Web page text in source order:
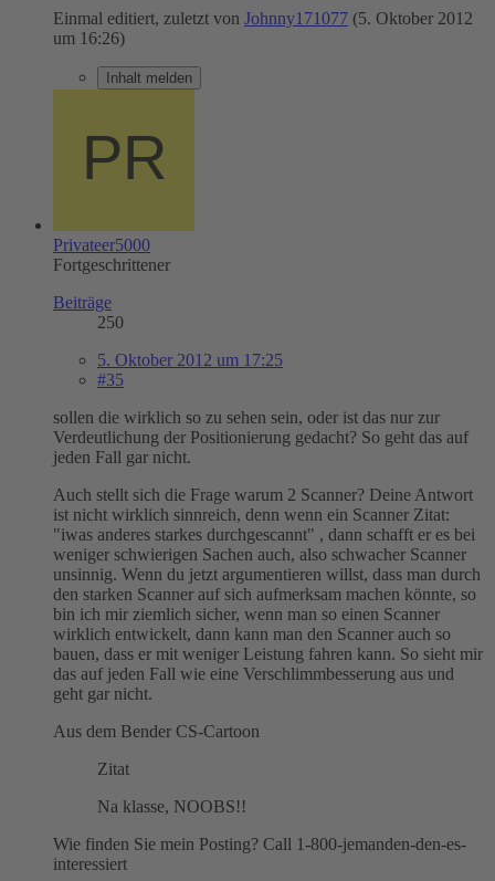
Einmal editiert, zuletzt von Johnny171077 (5. Oktober 2012
um 16:26)
Inhalt melden
Privateer5000
Fortgeschrittener
Beiträge
250
5. Oktober 2012 um 17:25
#35
sollen die wirklich so zu sehen sein, oder ist das nur zur
Verdeutlichung der Positionierung gedacht? So geht das auf
jeden Fall gar nicht.
Auch stellt sich die Frage warum 2 Scanner? Deine Antwort
ist nicht wirklich sinnreich, denn wenn ein Scanner Zitat:
"iwas anderes starkes durchgescannt" , dann schafft er es bei
weniger schwierigen Sachen auch, also schwacher Scanner
unsinnig. Wenn du jetzt argumentieren willst, dass man durch
den starken Scanner auf sich aufmerksam machen könnte, so
bin ich mir ziemlich sicher, wenn man so einen Scanner
wirklich entwickelt, dann kann man den Scanner auch so
bauen, dass er mit weniger Leistung fahren kann. So sieht mir
das auf jeden Fall wie eine Verschlimmbesserung aus und
geht gar nicht.
Aus dem Bender CS-Cartoon
Zitat
Na klasse, NOOBS!!
Wie finden Sie mein Posting? Call 1-800-jemanden-den-es-
interessiert